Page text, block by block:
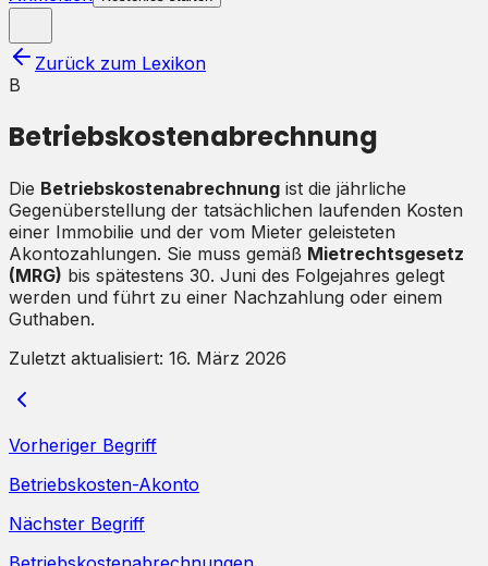
Zurück zum Lexikon
B
Betriebskostenabrechnung
Die Betriebskostenabrechnung ist die jährliche
Gegenüberstellung der tatsächlichen laufenden Kosten
einer Immobilie und der vom Mieter geleisteten
Akontozahlungen. Sie muss gemäß Mietrechtsgesetz
(MRG) bis spätestens 30. Juni des Folgejahres gelegt
werden und führt zu einer Nachzahlung oder einem
Guthaben.
Zuletzt aktualisiert: 16. März 2026
Vorheriger Begriff
Betriebskosten-Akonto
Nächster Begriff